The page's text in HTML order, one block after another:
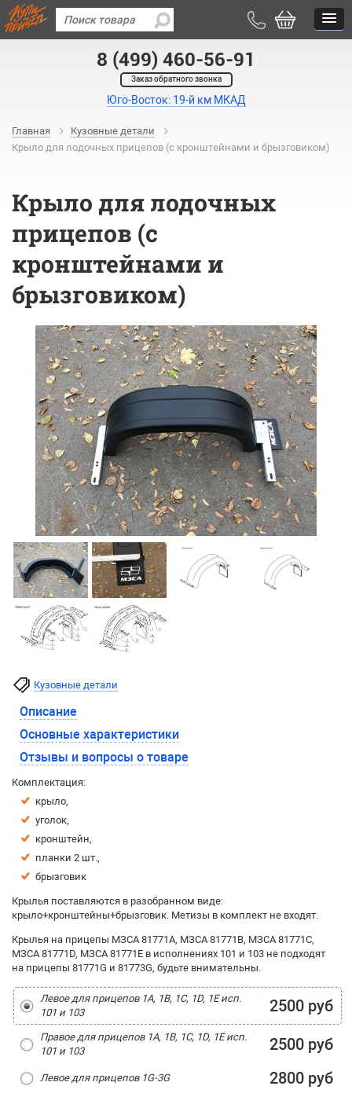
8 (499) 460-56-91
Заказ обратного звонка
Юго-Восток: 19-й км МКАД
Главная
Кузовные детали
Крыло для лодочных прицепов (с кронштейнами и брызговиком)
Крыло для лодочных
прицепов (с
кронштейнами и
брызговиком)
Кузовные детали
Описание
Основные характеристики
Отзывы и вопросы о товаре
Комплектация:
крыло,
уголок,
кронштейн,
планки 2 шт.,
брызговик
Крылья поставляются в разобранном виде:
крыло+кронштейны+брызговик. Метизы в комплект не входят.
Крылья на прицепы МЗСА 81771A, МЗСА 81771B, МЗСА 81771C,
МЗСА 81771D, МЗСА 81771E в исполнениях 101 и 103 не подходят
на прицепы 81771G и 81773G, будьте внимательны.
Левое для прицепов 1A, 1B, 1C, 1D, 1E исп.
101 и 103
2500 руб
Правое для прицепов 1A, 1B, 1C, 1D, 1E исп.
101 и 103
2500 руб
Левое для прицепов 1G-3G 2800 руб